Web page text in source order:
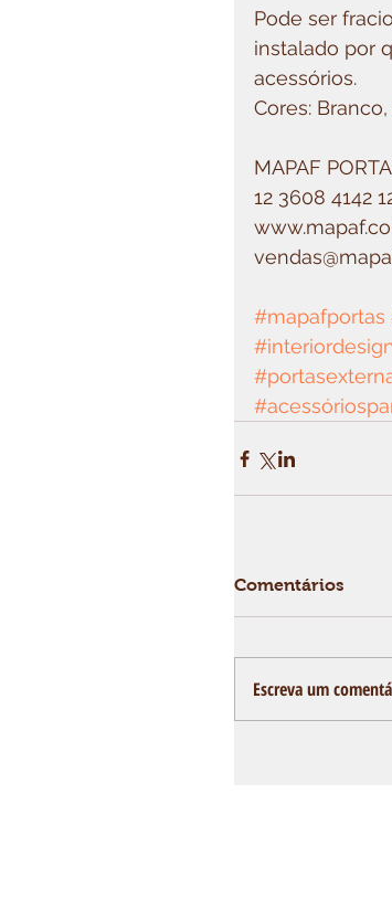
Pode ser
instalado por
acessórios. ⠀ ⠀
Cores:
MAPAF
12 3608 4142
#mapafportas
Comentários
Escreva um